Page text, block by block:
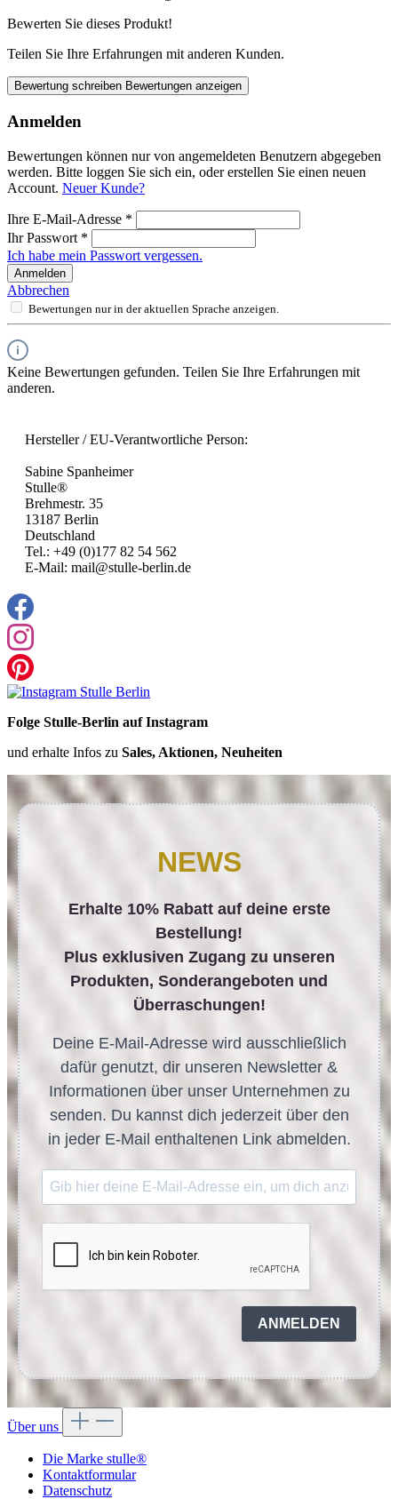
Bewerten Sie dieses Produkt!
Teilen Sie Ihre Erfahrungen mit anderen Kunden.
Bewertung schreiben Bewertungen anzeigen
Anmelden
Bewertungen können nur von angemeldeten Benutzern abgegeben
werden. Bitte loggen Sie sich ein, oder erstellen Sie einen neuen
Account. Neuer Kunde?
Ihre E-Mail-Adresse *
Ihr Passwort *
Ich habe mein Passwort vergessen.
Anmelden
Abbrechen
Bewertungen nur in der aktuellen Sprache anzeigen.
Keine Bewertungen gefunden. Teilen Sie Ihre Erfahrungen mit
anderen.
Hersteller / EU-Verantwortliche Person:
Sabine Spanheimer
Stulle®
Brehmestr. 35
13187 Berlin
Deutschland
Tel.: +49 (0)177 82 54 562
E-Mail: mail@stulle-berlin.de
Folge Stulle-Berlin auf Instagram
und erhalte Infos zu Sales, Aktionen, Neuheiten
NEWS
Erhalte 10% Rabatt auf deine erste
Bestellung!
Plus exklusiven Zugang zu unseren
Produkten, Sonderangeboten und
Überraschungen!
Deine E-Mail-Adresse wird ausschließlich
dafür genutzt, dir unseren Newsletter &
Informationen über unser Unternehmen zu
senden. Du kannst dich jederzeit über den
in jeder E-Mail enthaltenen Link abmelden.
ANMELDEN
Über uns
Die Marke stulle®
Kontaktformular
Datenschutz